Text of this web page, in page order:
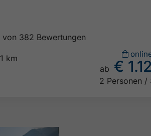
von 382 Bewertungen
1 km
ab €
2 Personen /